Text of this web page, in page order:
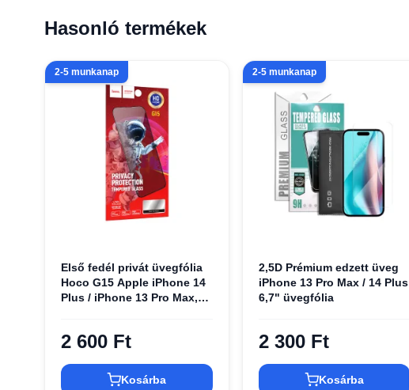
Hasonló termékek
2-5 munkanap
Első fedél privát üvegfólia
Hoco G15 Apple iPhone 14
Plus / iPhone 13 Pro Max,
2 600 Ft
Kosárba
2-5 munkanap
2,5D Prémium edzett üveg
iPhone 13 Pro Max / 14 Plus
6,7" üvegfólia
2 300 Ft
Kosárba